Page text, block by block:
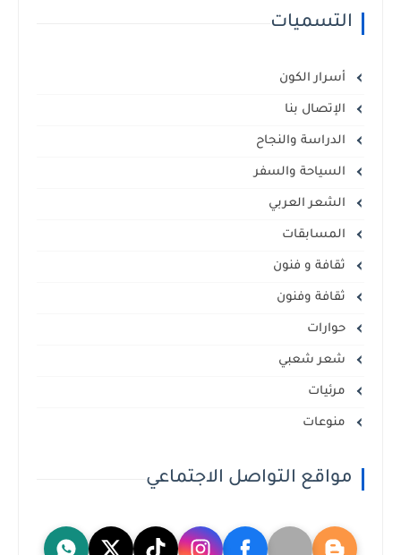
التسميات
أسرار الكون
الإتصال بنا
الدراسة والنجاح
السياحة والسفر
الشعر العربي
المسابقات
ثقافة و فنون
ثقافة وفنون
حوارات
شعر شعبي
مرئيات
منوعات
مواقع التواصل الاجتماعي